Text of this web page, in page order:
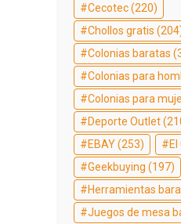
Cecotec(220)
Chollos gratis
Colonias baratas
Colonias para
Colonias para
Deporte Outlet
EBAY(253) El
Geekbuying (197)
Herramientas
Juegos de mesa